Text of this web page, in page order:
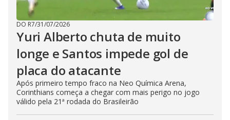
DO R7/31/07/2026
Yuri Alberto chuta de muito
longe e Santos impede gol de
placa do atacante
Após primeiro tempo fraco na Neo Química Arena,
Corinthians começa a chegar com mais perigo no jogo
válido pela 21ª rodada do Brasileirão